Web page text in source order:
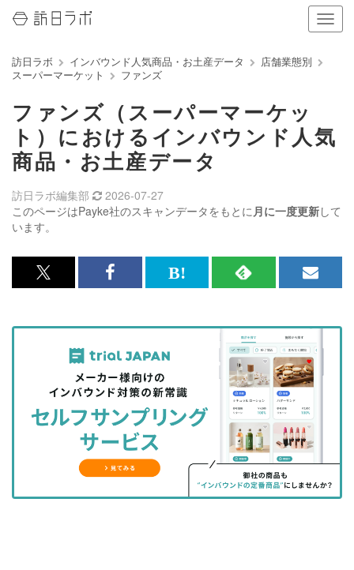
ナ
ビ
の
表
り
る
訪日ラボ インバウンド人気商品・お土産データ
店舗業態別
スーパーマーケット
ファンズ
ファンズ（スーパーマーケッ
ト）におけるインバウンド人気
商品・お土産データ
このページはPayke社のスキャンデータをもとに月に一度更新して
います。
訪日ラボ編集部 2026-07-27
x<br>
記
を
シ
ェ
る
Facebook<br>
記
事
を
シ
ェ
ア
す
る
は
な
ッ
ク
マ
に
RSS
記
事
を
購
読
す
る
メ
マ
ガ
登
録
す
る